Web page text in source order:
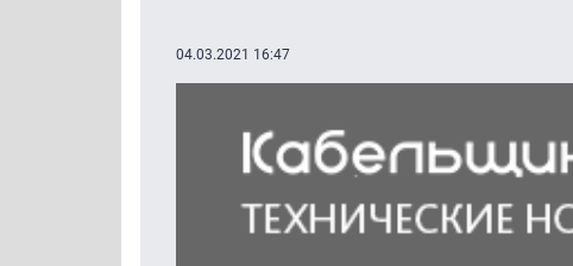
04.03.2021 16:47